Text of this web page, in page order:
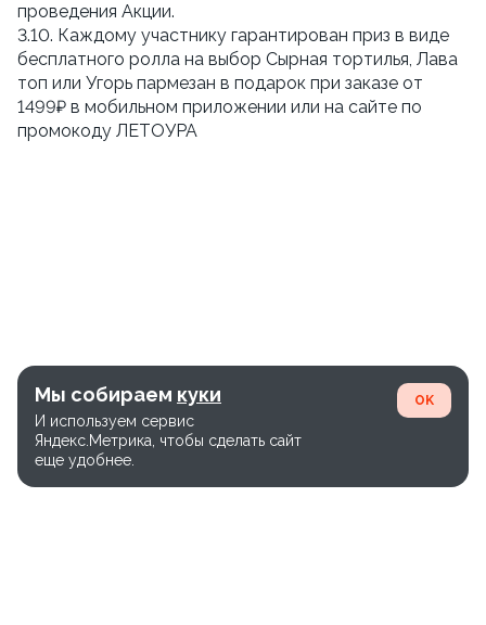
проведения Акции.
3.10. Каждому участнику гарантирован приз в виде
бесплатного ролла на выбор Сырная тортилья, Лава
топ или Угорь пармезан в подарок при заказе от
1499₽ в мобильном приложении или на сайте по
промокоду ЛЕТОУРА
Мы собираем куки
И используем сервис
Яндекс.Метрика, чтобы сделать сайт
еще удобнее.
OK